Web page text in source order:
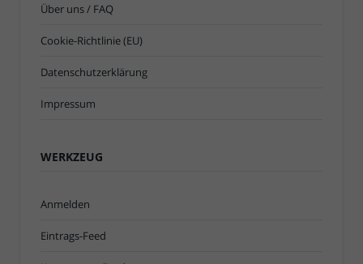
Über uns / FAQ
Cookie-Richtlinie (EU)
Datenschutzerklärung
Impressum
WERKZEUG
Anmelden
Eintrags-Feed